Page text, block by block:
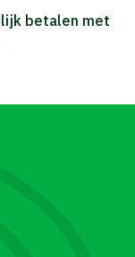
betalen met